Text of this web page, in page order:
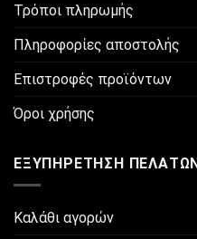
Τρόποι πληρωμής
Πληροφορίες αποστολής
Επιστροφές προϊόντων
Όροι χρήσης
ΕΞΥΠΗΡΈΤΗΣΗ
Καλάθι αγορών